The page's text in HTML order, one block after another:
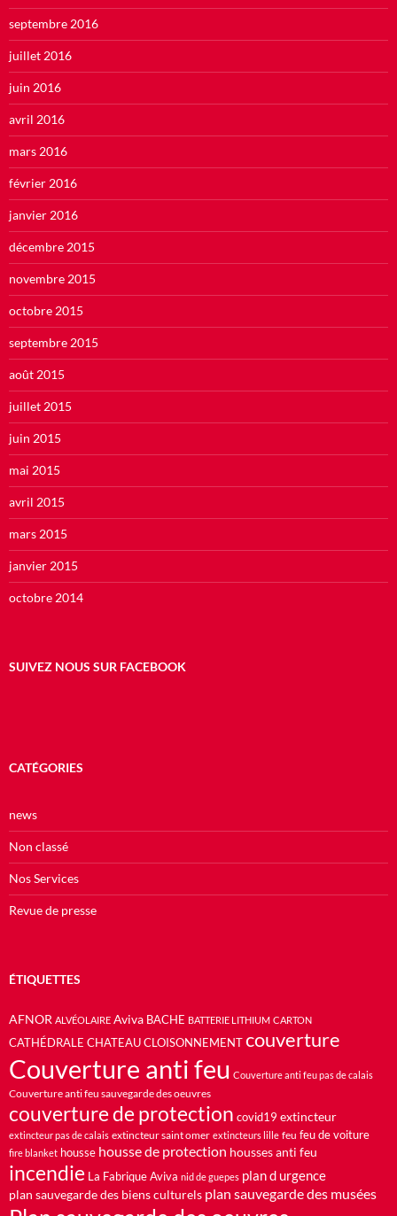
septembre 2016
juillet 2016
juin 2016
avril 2016
mars 2016
février 2016
janvier 2016
décembre 2015
novembre 2015
octobre 2015
septembre 2015
août 2015
juillet 2015
juin 2015
mai 2015
avril 2015
mars 2015
janvier 2015
octobre 2014
SUIVEZ NOUS SUR FACEBOOK
CATÉGORIES
news
Non classé
Nos Services
Revue de presse
ÉTIQUETTES
AFNOR ALVÉOLAIRE Aviva BACHE BATTERIE LITHIUM CARTON
CATHÉDRALE CHATEAU CLOISONNEMENT couverture
Couverture anti feu Couverture anti feu pas de calais
Couverture anti feu sauvegarde des oeuvres
couverture de protection covid19 extincteur
extincteur pas de calais extincteur saint omer extincteurs lille feu feu de voiture
fire blanket housse housse de protection housses anti feu
incendie La Fabrique Aviva nid de guepes plan d urgence
plan sauvegarde des biens culturels plan sauvegarde des musées